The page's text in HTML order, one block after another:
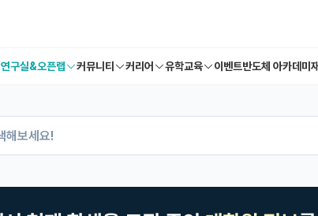
연구실&오픈랩 커뮤니티 커리어 유학교육 이벤트반도체 아카데미